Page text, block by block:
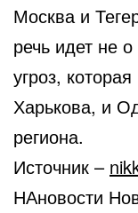
Москва и
речь идет не
угроз,
Харькова, и
региона.
Источник –
НАновости